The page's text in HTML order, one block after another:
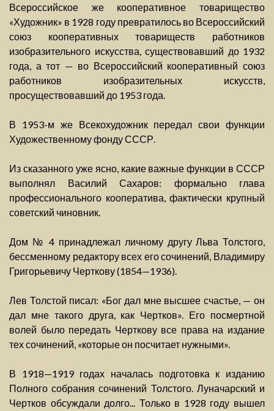
Всероссийское же кооперативное товарищество
«Художник» в 1928 году превратилось во Всероссийский
союз кооперативных товариществ работников
изобразительного искусства, существовавший до 1932
года, а тот — во Всероссийский кооперативный союз
работников изобразительных искусств,
просуществовавший до 1953 года.
В 1953-м же Всекохудожник передал свои функции
Художественному фонду СССР.
Из сказанного уже ясно, какие важные функции в СССР
выполнял Василий Сахаров: формально глава
профессионального кооператива, фактически крупный
советский чиновник.
Дом № 4 принадлежал личному другу Льва Толстого,
бессменному редактору всех его сочинений, Владимиру
Григорьевичу Черткову (1854—1936).
Лев Толстой писал: «Бог дал мне высшее счастье, — он
дал мне такого друга, как Чертков». Его посмертной
волей было передать Черткову все права на издание
тех сочинений, «которые он посчитает нужными».
В 1918—1919 годах началась подготовка к изданию
Полного собрания сочинений Толстого. Луначарский и
Чертков обсуждали долго... Только в 1928 году вышел